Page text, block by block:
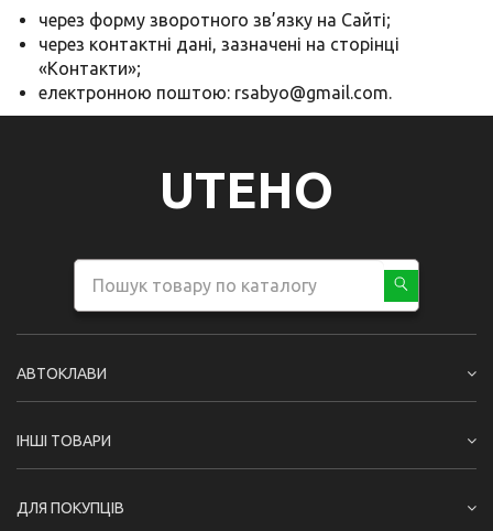
через форму зворотного зв’язку на Сайті;
через контактні дані, зазначені на сторінці
«Контакти»;
електронною поштою: rsabyo@gmail.com.
UTEHO
АВТОКЛАВИ
ІНШІ ТОВАРИ
ДЛЯ ПОКУПЦІВ